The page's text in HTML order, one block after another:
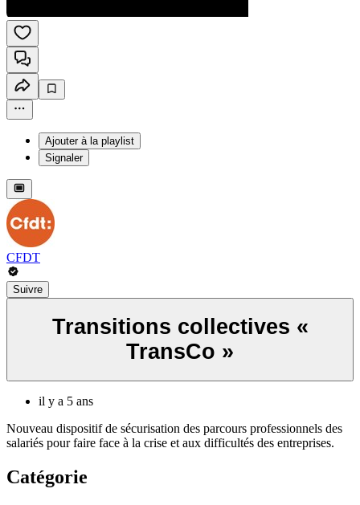
Ajouter à la playlist
Signaler
CFDT
Suivre
Transitions collectives «
TransCo »
il y a 5 ans
Nouveau dispositif de sécurisation des parcours professionnels des
salariés pour faire face à la crise et aux difficultés des entreprises.
Catégorie